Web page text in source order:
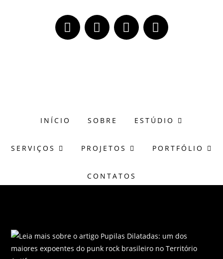
INÍCIO SOBRE ESTÚDIO
SERVIÇOS PROJETOS PORTFÓLIO
CONTATOS